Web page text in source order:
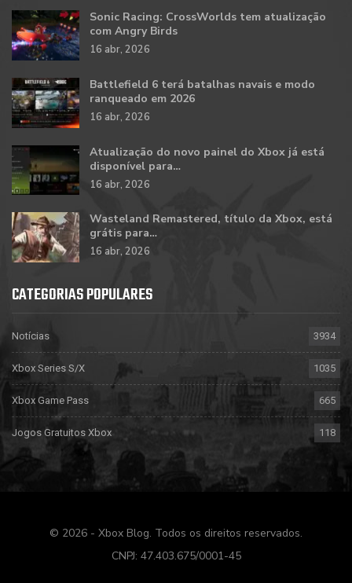
Sonic Racing: CrossWorlds tem atualização
com Angry Birds
16 abr, 2026
Battlefield 6 terá batalhas navais e modo
ranqueado em 2026
16 abr, 2026
Atualização do novo painel do Xbox já está
disponível para…
16 abr, 2026
Wasteland Remastered, título da Xbox, está
grátis para…
16 abr, 2026
CATEGORIAS POPULARES
Notícias 3934
Xbox Series S/X 1035
Xbox Game Pass 665
Jogos Gratuitos Xbox 118
© 2026 - Xbox Blog. Todos os direitos reservados.
CNPJ: 47.403.675/0001-45